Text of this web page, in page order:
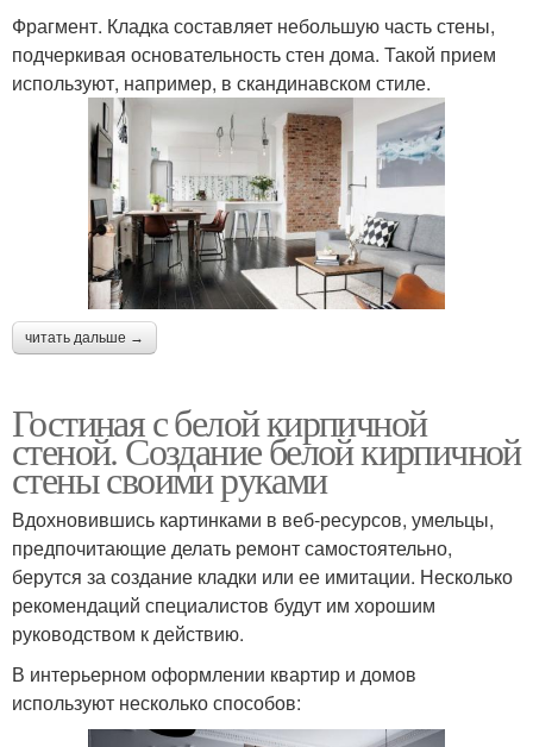
Фрагмент. Кладка составляет небольшую часть стены,
подчеркивая основательность стен дома. Такой прием
используют, например, в скандинавском стиле.
читать дальше →
Гостиная с белой кирпичной
стеной. Создание белой кирпичной
стены своими руками
Вдохновившись картинками в веб-ресурсов, умельцы,
предпочитающие делать ремонт самостоятельно,
берутся за создание кладки или ее имитации. Несколько
рекомендаций специалистов будут им хорошим
руководством к действию.
В интерьерном оформлении квартир и домов
используют несколько способов: